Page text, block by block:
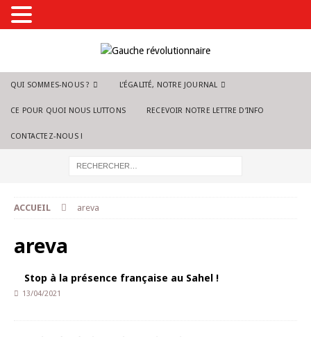
QUI SOMMES-NOUS ? L’ÉGALITÉ, NOTRE JOURNAL
CE POUR QUOI NOUS LUTTONS RECEVOIR NOTRE LETTRE D’INFO
CONTACTEZ-NOUS !
ACCUEIL areva
areva
Stop à la présence française au Sahel !
13/04/2021